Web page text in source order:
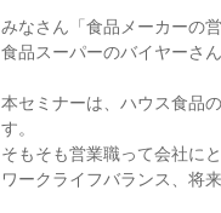
みなさん「食品メーカーの
食品スーパーのバイヤーさ
本セミナーは、ハウス食品
す。
そもそも営業職って会社に
ワークライフバランス、将